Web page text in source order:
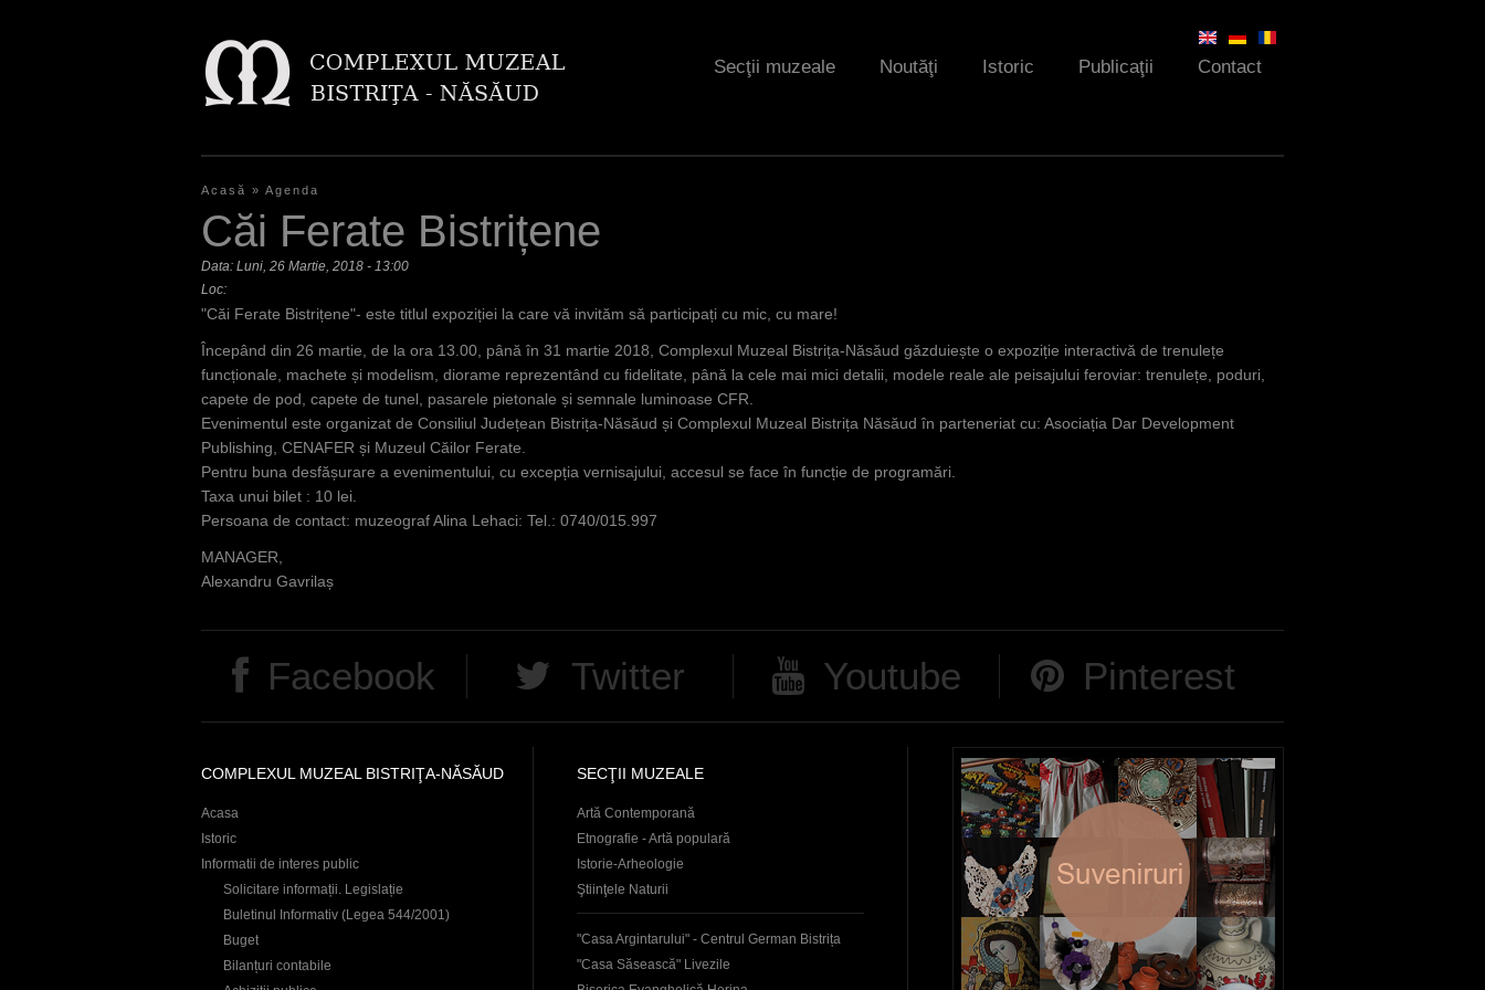
Secţii muzeale Noutăţi Istoric Publicaţii Contact
E
ş
t
a
i
c
i
Acasă » Agenda
Căi Ferate Bistrițene
Data: Luni, 26 Martie, 2018 - 13:00
Loc:
"Căi Ferate Bistrițene"- este titlul expoziției la care vă invităm să participați cu mic, cu mare!
Începând din 26 martie, de la ora 13.00, până în 31 martie 2018, Complexul Muzeal Bistrița-Năsăud găzduiește o expoziție interactivă de trenulețe
funcționale, machete și modelism, diorame reprezentând cu fidelitate, până la cele mai mici detalii, modele reale ale peisajului feroviar: trenulețe, poduri,
capete de pod, capete de tunel, pasarele pietonale și semnale luminoase CFR.
Evenimentul este organizat de Consiliul Județean Bistrița-Năsăud și Complexul Muzeal Bistrița Năsăud în parteneriat cu: Asociația Dar Development
Publishing, CENAFER și Muzeul Căilor Ferate.
Pentru buna desfășurare a evenimentului, cu excepția vernisajului, accesul se face în funcție de programări.
Taxa unui bilet : 10 lei.
Persoana de contact: muzeograf Alina Lehaci: Tel.: 0740/015.997
MANAGER,
Alexandru Gavrilaș
Facebook Twitter Youtube Pinterest
COMPLEXUL MUZEAL BISTRIŢA-NĂSĂUD
Acasa
Istoric
Informatii de interes public
Solicitare informații. Legislație
Buletinul Informativ (Legea 544/2001)
Buget
Bilanțuri contabile
SECŢII MUZEALE
Artă Contemporană
Etnografie - Artă populară
Istorie-Arheologie
Ştiinţele Naturii
"Casa Argintarului" - Centrul German Bistrița
"Casa Săsească" Livezile